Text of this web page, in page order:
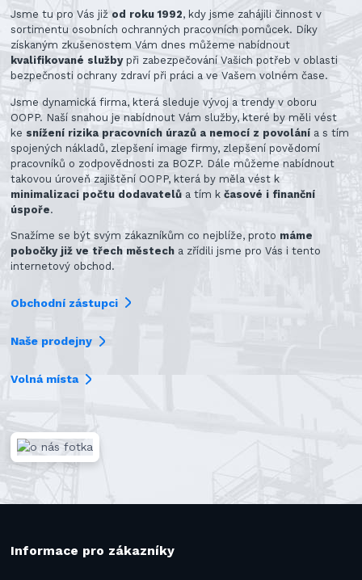
Jsme tu pro Vás již od roku 1992, kdy jsme zahájili činnost v
sortimentu osobních ochranných pracovních pomůcek. Díky
získaným zkušenostem Vám dnes můžeme nabídnout
kvalifikované službypři zabezpečování Vašich potřeb v oblasti
bezpečnosti ochrany zdraví při práci a ve Vašem volném čase.
Jsme dynamická firma, která sleduje vývoj a trendy v oboru
OOPP. Naší snahou je nabídnout Vám služby, které by měli vést
ke snížení rizika pracovních úrazů a nemocí z povolání a s tím
spojených nákladů, zlepšení image firmy, zlepšení povědomí
pracovníků o zodpovědnosti za BOZP. Dále můžeme nabídnout
takovou úroveň zajištění OOPP, která by měla vést k
minimalizaci počtu dodavatelů a tím kčasové i finanční
úspoře.
Snažíme se být svým zákazníkům co nejblíže, proto máme
pobočky již ve třech městech a zřídili jsme pro Vás i tento
internetový obchod.
Obchodní zástupci
Naše prodejny
Volná místa
Informace pro zákazníky